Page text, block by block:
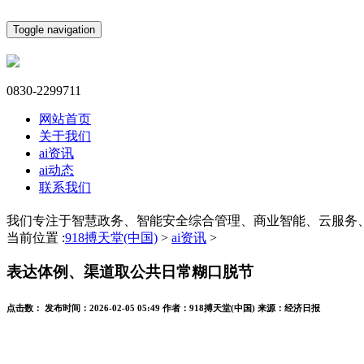
Toggle navigation
0830-2299711
网站首页
关于我们
ai资讯
ai动态
联系我们
我们专注于智慧政务、智能安全综合管理、商业智能、云服务
当前位置 :918搏天堂(中国) > ai资讯 >
表达体例、渠道取公共日常糊口脱节
点击数： 发布时间： 2026-02-05 05:49 作者： 918搏天堂(中国) 来源： 经济日报